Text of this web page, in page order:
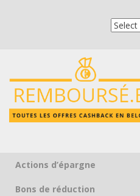
Skip to content
Actions d’épargne
Bons de réduction